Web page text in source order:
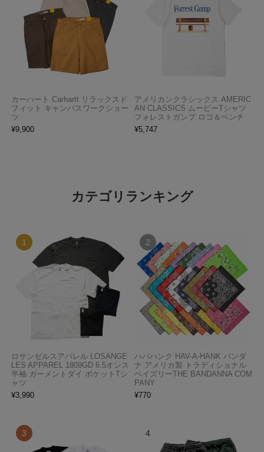
カーハート Carhartt リラックスド
フィット キャンバスワークショー
ツ
¥9,900
アメリカンクラシックス AMERIC
AN CLASSICS ムービーTシャツ
フォレストガンプ ロゴ＆ベンチ
¥5,747
カテゴリランキング
ロサンゼルスアパレル LOSANGE
LES APPAREL 1809GD 6.5オンス
半袖 ガーメントダイ ポケットTシ
ャツ
¥3,990
ハバハンク HAV-A-HANK バンダ
ナ アメリカ製 トラディショナル
ペイズリーTHE BANDANNA COM
PANY
¥770